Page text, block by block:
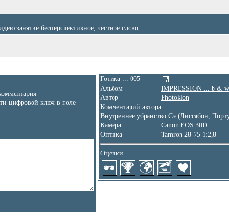
занятие бесперспективное, честное слово
цифровой ключ в поле
Готика ... 005
Альбом
IMPRESSION ... b & w
Автор
Photoklon
Комментарий автора:
Внутреннее убранство Сэ (Лиссабон,
Камера
Canon EOS 30D
Оптика
Tamron 28-75 1:2,8
Оценки